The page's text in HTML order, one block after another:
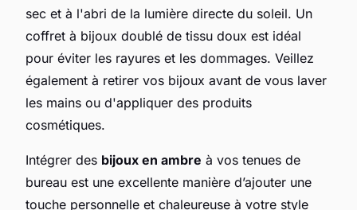
sec et à l'abri de la lumière directe du soleil. Un
coffret à bijoux doublé de tissu doux est idéal
pour éviter les rayures et les dommages. Veillez
également à retirer vos bijoux avant de vous laver
les mains ou d'appliquer des produits
cosmétiques.
Intégrer des bijoux en ambre à vos tenues de
bureau est une excellente manière d’ajouter une
touche personnelle et chaleureuse à votre style